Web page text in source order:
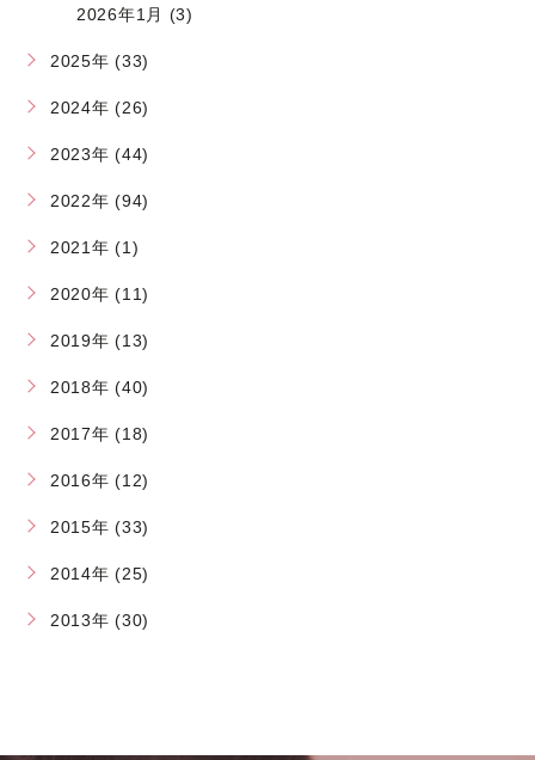
2026年1月 (3)
2025年 (33)
2024年 (26)
2023年 (44)
2022年 (94)
2021年 (1)
2020年 (11)
2019年 (13)
2018年 (40)
2017年 (18)
2016年 (12)
2015年 (33)
2014年 (25)
2013年 (30)